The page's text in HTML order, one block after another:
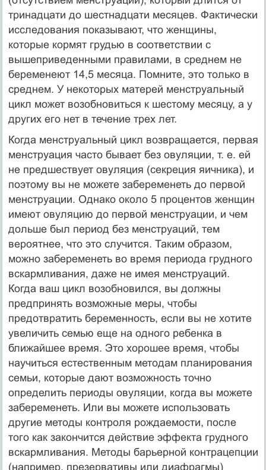
тринадцати до шестнадцати месяцев. Фактически
исследования показывают, что женщины,
которые кормят грудью в соответствии с
вышеприведенными правилами, в среднем не
беременеют 14,5 месяца. Помните, это только в
среднем. У некоторых матерей менструальный
цикл может возобновиться к шестому месяцу, а у
других его нет в течение трех лет.
Когда менструальный цикл возвращается, первая
менструация часто бывает без овуляции, т. е. ей
не предшествует овуляция (секреция яичника), и
поэтому вы не можете забеременеть до первой
менструации. Однако около 5 процентов женщин
имеют овуляцию до первой менструации, и чем
дольше был период без менструаций, тем
вероятнее, что это случится. Таким образом,
можно забеременеть во время периода грудного
вскармливания, даже не имея менструаций.
Когда ваш цикл возобновился, вы должны
предпринять возможные меры, чтобы
предотвратить беременность, если вы не хотите
увеличить семью еще на одного ребенка в
ближайшее время. Это хорошее время, чтобы
научиться естественным методам планирования
семьи, которые дают возможность точно
определить периоды овуляции, когда вы можете
забеременеть. Или вы можете использовать
другие методы контроля рождаемости, после
того как закончится действие эффекта грудного
вскармливания. Методы барьерной контрацепции
(например, презервативы или диафрагмы)